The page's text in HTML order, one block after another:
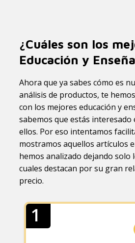
¿Cuáles son los
Educación y
Ahora que ya sabes cómo es
análisis de productos, te
con los mejores educación y
sabemos que estás interesado
ellos. Por eso intentamos
mostramos aquellos artículos
hemos analizado dejando solo
cuales destacan por su gran
precio.
1